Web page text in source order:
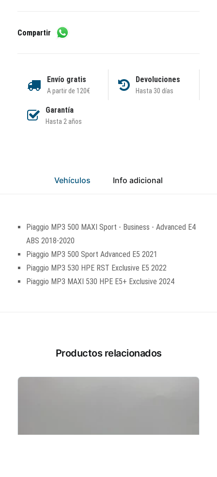
Compartir
Envío gratis
A partir de 120€
Devoluciones
Hasta 30 días
Garantía
Hasta 2 años
Vehículos Info adicional
Piaggio MP3 500 MAXI Sport - Business - Advanced E4
ABS 2018-2020
Piaggio MP3 500 Sport Advanced E5 2021
Piaggio MP3 530 HPE RST Exclusive E5 2022
Piaggio MP3 MAXI 530 HPE E5+ Exclusive 2024
Productos relacionados